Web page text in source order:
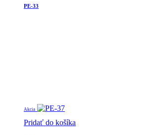
PE-33
Akcia
Pridať do košíka